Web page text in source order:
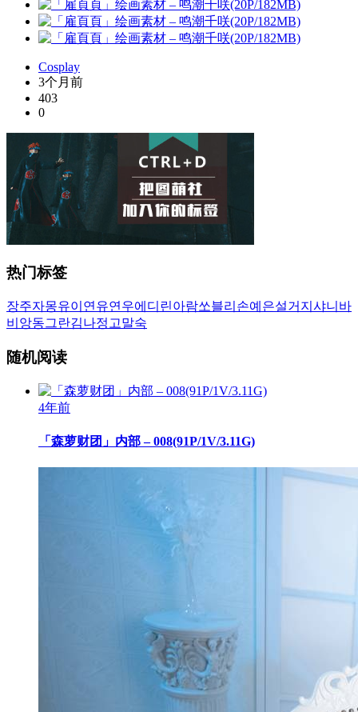
Cosplay
3个月前
403
0
热门标签
장주자몽유이 연유연우에디린아람쏘블리 손예은설거지 샤니 바
비앙동그란김나정 고말숙
随机阅读
4年前
「森萝财团」内部 – 008(91P/1V/3.11G)